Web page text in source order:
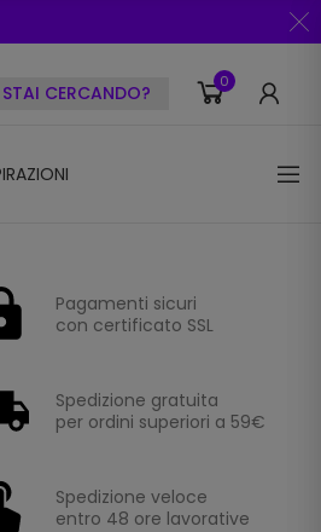
CERCANDO? 0
Pagamenti sicuri
con certificato SSL
Spedizione gratuita
per ordini superiori a 59€
Spedizione veloce
entro 48 ore lavorative